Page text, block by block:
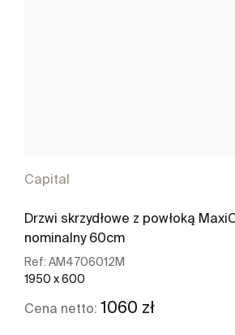
Capital
Drzwi skrzydłowe z powłoką
nominalny 60cm
Ref: AM4706012M
1950 x 600
Cena netto: 1060 zł